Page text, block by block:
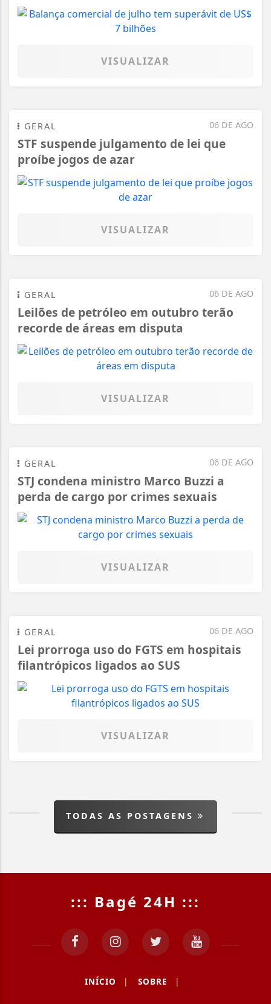
VISUALIZAR
06 DE AGO
GERAL
STF suspende julgamento de lei que
proíbe jogos de azar
VISUALIZAR
06 DE AGO
GERAL
Leilões de petróleo em outubro terão
recorde de áreas em disputa
VISUALIZAR
06 DE AGO
GERAL
STJ condena ministro Marco Buzzi a
perda de cargo por crimes sexuais
VISUALIZAR
06 DE AGO
GERAL
Lei prorroga uso do FGTS em hospitais
filantrópicos ligados ao SUS
VISUALIZAR
TODAS AS POSTAGENS
::: Bagé 24H :::
INÍCIO | SOBRE |